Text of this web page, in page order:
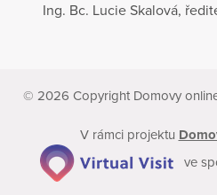
Ing. Bc. Lucie Skalová,
© 2026 Copyright Domovy
V rámci projektu
ve